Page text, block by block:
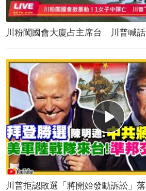
川粉闖國會大廈占主席台 川普喊
川普拒認敗選「將開始發動訴訟」